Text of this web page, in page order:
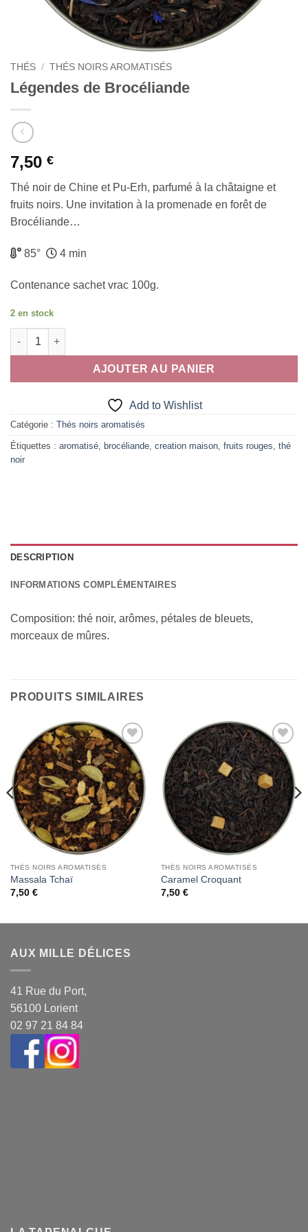
THÉS / THÉS NOIRS AROMATISÉS
Légendes de Brocéliande
7,50 €
Thé noir de Chine et Pu-Erh, parfumé à la châtaigne et
fruits noirs. Une invitation à la promenade en forêt de
Brocéliande…
85° 4 min
Contenance sachet vrac 100g.
2 en stock
quantité de Légendes de Brocéliande
AJOUTER AU PANIER
Add to Wishlist
Catégorie : Thés noirs aromatisés
Étiquettes : aromatisé brocéliande creation maison fruits rouges thé
noir
DESCRIPTION
INFORMATIONS COMPLÉMENTAIRES
Composition: thé noir, arômes, pétales de bleuets,
morceaux de mûres.
PRODUITS SIMILAIRES
Add to
Wishlist
THÉS NOIRS AROMATISÉS
Massala Tchaï
7,50 €
Add to
Wishlist
THÉS NOIRS AROMATISÉS
Caramel Croquant
7,50 €
AUX MILLE DÉLICES
41 Rue du Port,
56100 Lorient
02 97 21 84 84